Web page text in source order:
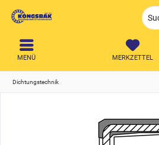
MERKZETTEL
MENÜ
Dichtungstechnik